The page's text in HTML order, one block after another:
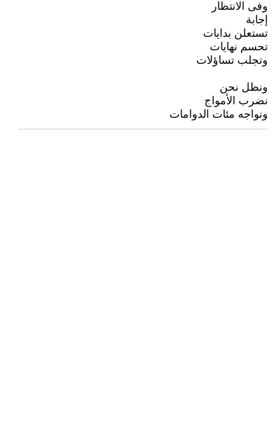
وفى الانتظار
إجابة
تستعلن بدايات
تحسم نهايات
وتجلب تساؤلات
ونظل نحن
نضرب الأمواج
ونواجه مئات الدوامات